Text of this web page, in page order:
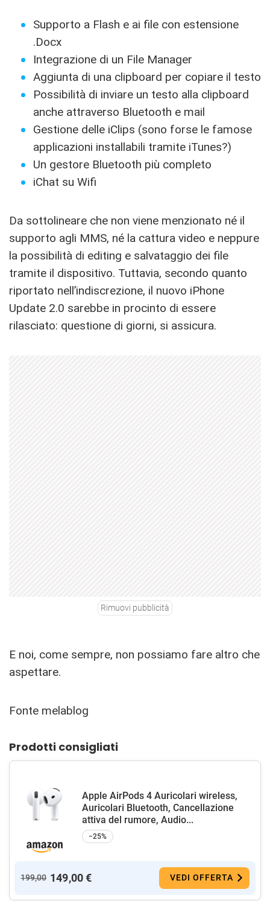
Supporto a Flash e ai file con estensione
.Docx
Integrazione di un File Manager
Aggiunta di una clipboard per copiare il testo
Possibilità di inviare un testo alla clipboard
anche attraverso Bluetooth e mail
Gestione delle iClips (sono forse le famose
applicazioni installabili tramite iTunes?)
Un gestore Bluetooth più completo
iChat su Wifi
Da sottolineare che non viene menzionato né il
supporto agli MMS, né la cattura video e neppure
la possibilità di editing e salvataggio dei file
tramite il dispositivo. Tuttavia, secondo quanto
riportato nell’indiscrezione, il nuovo iPhone
Update 2.0 sarebbe in procinto di essere
rilasciato: questione di giorni, si assicura.
Rimuovi pubblicità
E noi, come sempre, non possiamo fare altro che
aspettare.
Fonte melablog
Prodotti consigliati
Apple AirPods 4 Auricolari wireless,
Auricolari Bluetooth, Cancellazione
attiva del rumore, Audio...
−25%
199,00 149,00 € VEDI OFFERTA